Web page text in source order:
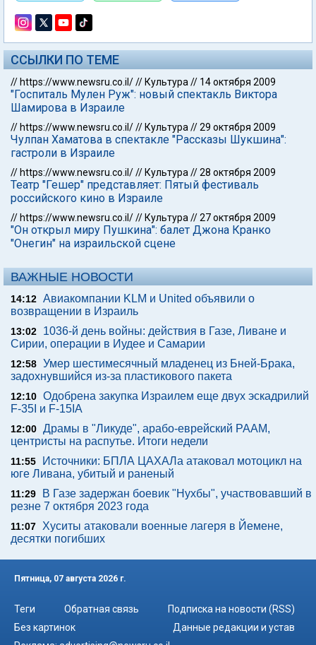
ССЫЛКИ ПО ТЕМЕ
// https://www.newsru.co.il/// Культура // 14 октября 2009
"Госпиталь Мулен Руж": новый спектакль Виктора
Шамирова в Израиле
// https://www.newsru.co.il/// Культура //29 октября 2009
Чулпан Хаматова в спектакле "Рассказы Шукшина":
гастроли в Израиле
// https://www.newsru.co.il/// Культура //28 октября 2009
Театр "Гешер" представляет: Пятый фестиваль
российского кино в Израиле
// https://www.newsru.co.il/// Культура //27 октября 2009
"Он открыл миру Пушкина": балет Джона Кранко
"Онегин" на израильской сцене
ВАЖНЫЕ НОВОСТИ
14:12 Авиакомпании KLM и United объявили о
возвращении в Израиль
13:02
1036-й день войны: действия в Газе, Ливане и
Сирии, операции в Иудее и Самарии
12:58 Умер шестимесячный младенец из Бней-Брака,
задохнувшийся из-за пластикового пакета
12:10 Одобрена закупка Израилем еще двух эскадрилий
F-35I и F-15IA
12:00 Драмы в "Ликуде", арабо-еврейский РААМ,
центристы на распутье. Итоги недели
11:55
Источники: БПЛА ЦАХАЛа атаковал мотоцикл на
юге Ливана, убитый и раненый
11:29
В Газе задержан боевик "Нухбы", участвовавший в
резне 7 октября 2023 года
11:07
Хуситы атаковали военные лагеря в Йемене,
десятки погибших
Пятница, 07 августа 2026 г.
Теги Обратная связь
Подписка на новости (RSS)
Без картинок
Данные редакции и устав